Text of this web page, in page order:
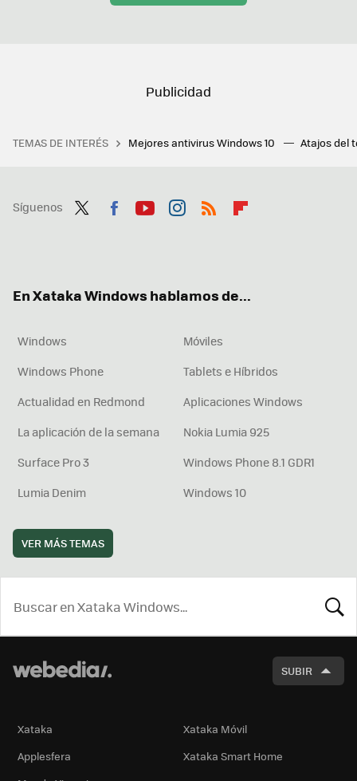
TEMAS DE INTERÉS Mejores antivirus Windows 10 Atajos del
Síguenos
En Xataka Windows hablamos de...
Windows
Móviles
Windows Phone
Tablets e Híbridos
Actualidad en Redmond
Aplicaciones Windows
La aplicación de la semana
Nokia Lumia 925
Surface Pro 3
Windows Phone 8.1 GDR1
Lumia Denim
Windows 10
VER MÁS TEMAS
SUBIR
Xataka
Xataka Móvil
Applesfera
Xataka Smart Home